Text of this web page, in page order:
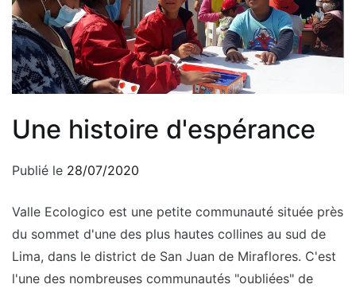
Une histoire d'espérance
Publié le 28/07/2020
Valle Ecologico est une petite communauté située près
du sommet d'une des plus hautes collines au sud de
Lima, dans le district de San Juan de Miraflores. C'est
l'une des nombreuses communautés "oubliées" de